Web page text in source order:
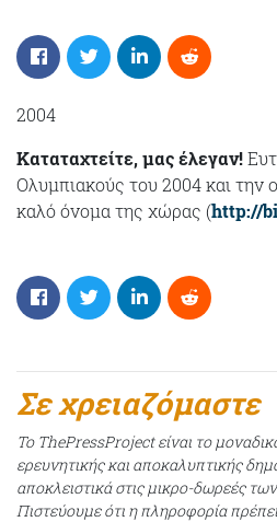
2004
Καταταχτείτε, μας έλεγαν!
Ολυμπιακούς του 2004 και την
καλό όνομα της χώρας (http://
Σε χρειαζόμαστε
Το ThePressProject είναι το
ερευνητικής και αποκαλυπτικής
αποκλειστικά στις μικρο-δωρεές
Πιστεύουμε ότι η πληροφορία